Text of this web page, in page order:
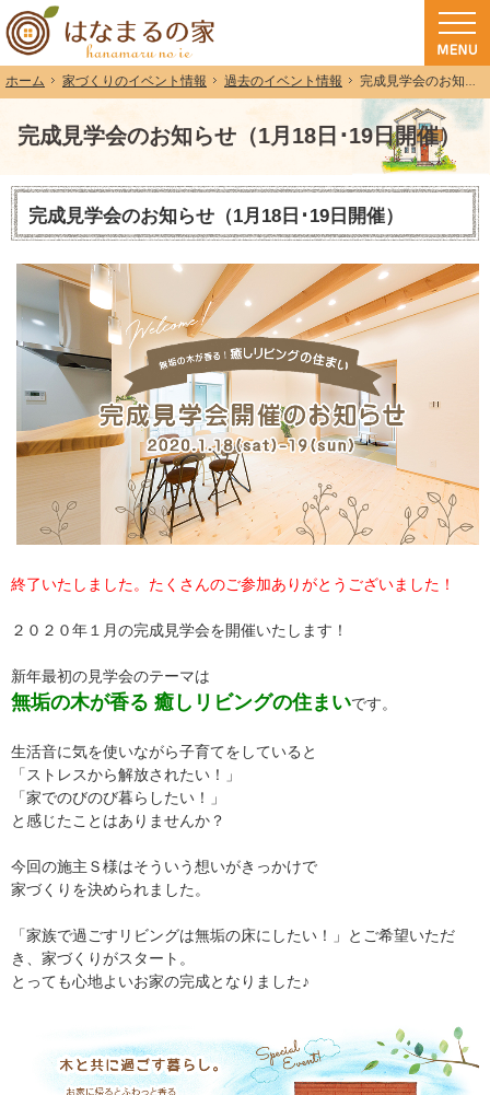
ホーム 家づくりのイベント情報 過去のイベント情報 完成見学会のお知らせ（1月18日･19日開催）
完成見学会のお知らせ（1月18日･19日開催）
和歌山（和歌山市・岩出市・海南市・紀の川市）で注文住宅(長期優良住宅・
注文住宅・高気密高断熱・長期優良住宅・ZEH・耐震なら（和歌山・和歌山市）
完成見学会のお知らせ（1月18日･19日開催）
終了いたしました。たくさんのご参加ありがとうございました！
２０２０年１月の完成見学会を開催いたします！
新年最初の見学会のテーマは
無垢の木が香る 癒しリビングの住まいです。
生活音に気を使いながら子育てをしていると
「ストレスから解放されたい！」
「家でのびのび暮らしたい！」
と感じたことはありませんか？
今回の施主Ｓ様はそういう想いがきっかけで
家づくりを決められました。
「家族で過ごすリビングは無垢の床にしたい！」とご希望いただ
き、家づくりがスタート。
とっても心地よいお家の完成となりました♪